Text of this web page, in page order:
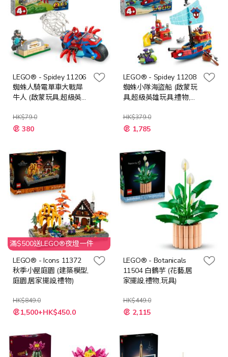
LEGO® - Spidey 11206
蜘蛛人騎電單車大戰犀
牛人 (啟蒙玩具,超級英雄
HK$79.0
特
殊 380
LEGO® - Spidey 11208
蜘蛛小隊海盜船 (啟蒙玩
具,超級英雄玩具,禮物,兒
HK$379.0
特
殊 1,785
滿$500送LEGO®夜燈一件
LEGO® - Icons 11372
秋季小屋庭園 (建築模型,
庭園,居家擺設,禮物)
HK$849.0
特
殊 1,500+HK$450.0
LEGO® - Botanicals
11504 白鶴芋 (花藝,居
家擺設,禮物,玩具)
HK$449.0
特
殊 2,115